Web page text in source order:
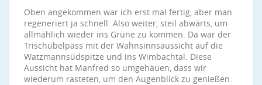
Oben angekommen war ich erst mal fertig, aber man
regeneriert ja schnell. Also weiter, steil abwärts, um
allmählich wieder ins Grüne zu kommen. Da war der
Trischübelpass mit der Wahnsinnsaussicht auf die
Watzmannsüdspitze und ins Wimbachtal. Diese
Aussicht hat Manfred so umgehauen, dass wir
wiederum rasteten, um den Augenblick zu genießen.